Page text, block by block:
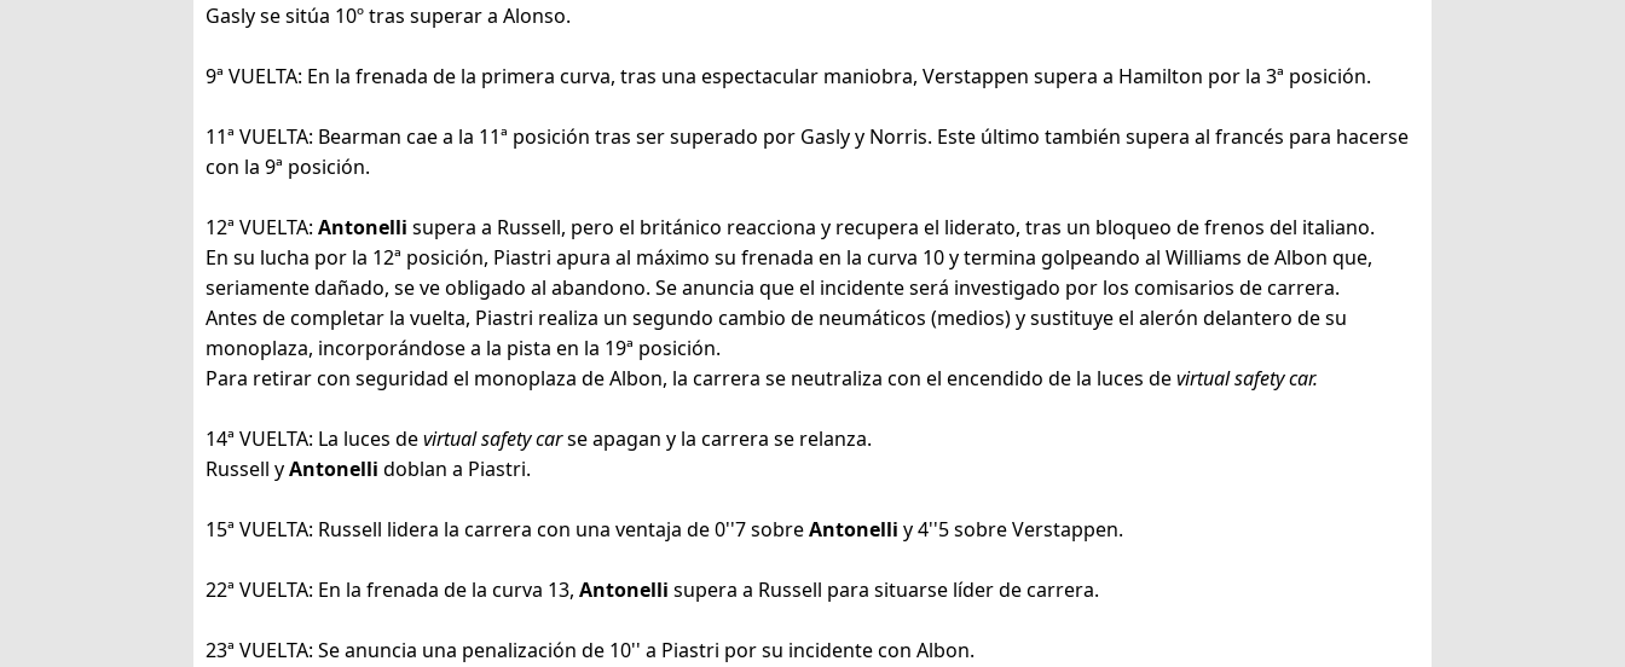
Gasly se sitúa 10º tras superar a Alonso.
9ª VUELTA: En la frenada de la primera curva, tras una espectacular maniobra, Verstappen supera a Hamilton por la 3ª posición.
11ª VUELTA: Bearman cae a la 11ª posición tras ser superado por Gasly y Norris. Este último también supera al francés para hacerse
con la 9ª posición.
12ª VUELTA:Antonellisupera a Russell, pero el británico reacciona y recupera el liderato, tras un bloqueo de frenos del italiano.
En su lucha por la 12ª posición, Piastri apura al máximo su frenada en la curva 10 y termina golpeando al Williams de Albon que,
seriamente dañado, se ve obligado al abandono. Se anuncia que el incidente será investigado por los comisarios de carrera.
Antes de completar la vuelta, Piastri realiza un segundo cambio de neumáticos (medios) y sustituye el alerón delantero de su
monoplaza, incorporándose a la pista en la 19ª posición.
Para retirar con seguridad el monoplaza de Albon, la carrera se neutraliza con el encendido de la luces devirtual safety car.
14ª VUELTA: La luces devirtual safety carse apagan y la carrera se relanza.
Russell yAntonellidoblan a Piastri.
15ª VUELTA: Russell lidera la carrera con una ventaja de 0''7 sobreAntonelli y 4''5 sobre Verstappen.
22ª VUELTA: En la frenada de la curva 13,Antonellisupera a Russell para situarse líder de carrera.
23ª VUELTA: Se anuncia una penalización de 10'' a Piastri por su incidente con Albon.